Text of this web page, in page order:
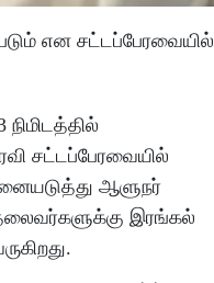
என சட்டப்பேரவையில்
சட்டப்பேரவையில்
ஆளுநர்
இரங்கல்